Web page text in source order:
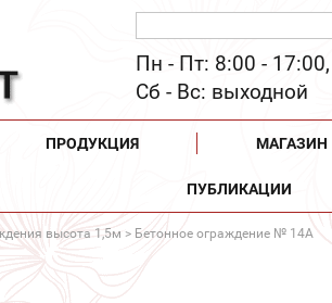
Пн - Пт: 8:00 - 17:00,
Сб - Вс: выходной
ПРОДУКЦИЯ МАГАЗИН
ПУБЛИКАЦИИ
высота 1,5м > Бетонное ограждение № 14А